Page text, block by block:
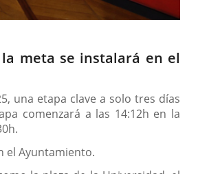
meta se instalará en el
una etapa clave a solo tres días
comenzará a las 14:12h en la
el Ayuntamiento.